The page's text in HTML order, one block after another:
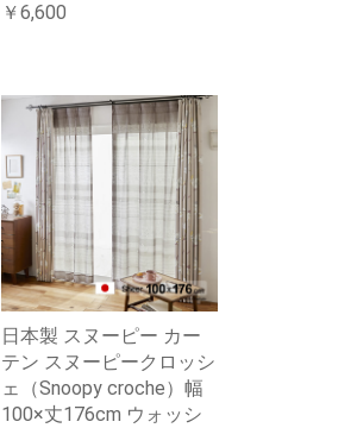
￥6,600
日本製 スヌーピー カー
テン スヌーピークロッシ
ェ（Snoopy croche）幅
100×丈176cm ウォッシ